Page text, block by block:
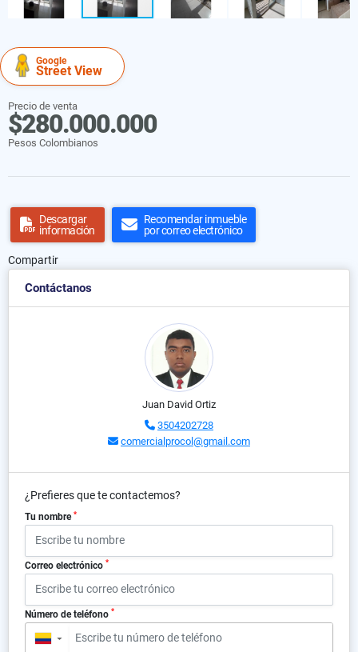
Google
Street View
Precio de venta
$280.000.000
Pesos Colombianos
Descargar
información
Recomendar inmueble
por correo electrónico
Compartir
Contáctanos
Juan David Ortiz
3504202728
comercialprocol@gmail.com
¿Prefieres que te contactemos?
Tu nombre *
Correo electrónico *
Número de teléfono *
▼